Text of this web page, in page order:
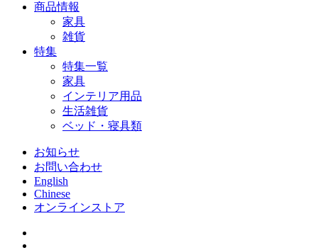
商品情報
家具
雑貨
特集
特集一覧
家具
インテリア用品
生活雑貨
ベッド・寝具類
お知らせ
お問い合わせ
English
Chinese
オンラインストア